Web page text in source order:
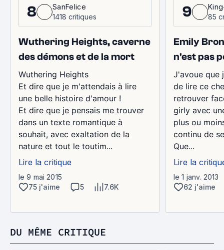
8
SanFelice
1418 critiques
Wuthering Heights, caverne
des démons et de la mort
Wuthering Heights
Et dire que je m'attendais à lire
une belle histoire d'amour !
Et dire que je pensais me trouver
dans un texte romantique à
souhait, avec exaltation de la
nature et tout le toutim...
Lire la critique
le 9 mai 2015
75 j'aime
5 7.6K
9
85
Emily
n'est pas
J'avoue que
de lire ce
retrouver
girly avec
plus ou
continu de
Que...
Lire la
le 1 janv. 2013
62 j'aime
DU MÊME CRITIQUE